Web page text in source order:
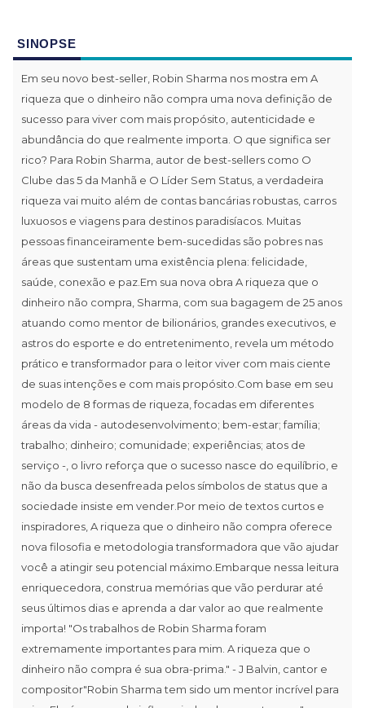
SINOPSE
Em seu novo best-seller, Robin Sharma nos mostra em A
riqueza que o dinheiro não compra uma nova definição de
sucesso para viver com mais propósito, autenticidade e
abundância do que realmente importa. O que significa ser
rico? Para Robin Sharma, autor de best-sellers como O
Clube das 5 da Manhã e O Líder Sem Status, a verdadeira
riqueza vai muito além de contas bancárias robustas, carros
luxuosos e viagens para destinos paradisíacos. Muitas
pessoas financeiramente bem-sucedidas são pobres nas
áreas que sustentam uma existência plena: felicidade,
saúde, conexão e paz.Em sua nova obra A riqueza que o
dinheiro não compra, Sharma, com sua bagagem de 25 anos
atuando como mentor de bilionários, grandes executivos, e
astros do esporte e do entretenimento, revela um método
prático e transformador para o leitor viver com mais ciente
de suas intenções e com mais propósito.Com base em seu
modelo de 8 formas de riqueza, focadas em diferentes
áreas da vida - autodesenvolvimento; bem-estar; família;
trabalho; dinheiro; comunidade; experiências; atos de
serviço -, o livro reforça que o sucesso nasce do equilíbrio, e
não da busca desenfreada pelos símbolos de status que a
sociedade insiste em vender.Por meio de textos curtos e
inspiradores, A riqueza que o dinheiro não compra oferece
nova filosofia e metodologia transformadora que vão ajudar
você a atingir seu potencial máximo.Embarque nessa leitura
enriquecedora, construa memórias que vão perdurar até
seus últimos dias e aprenda a dar valor ao que realmente
importa! "Os trabalhos de Robin Sharma foram
extremamente importantes para mim. A riqueza que o
dinheiro não compra é sua obra-prima." - J Balvin, cantor e
compositor"Robin Sharma tem sido um mentor incrível para